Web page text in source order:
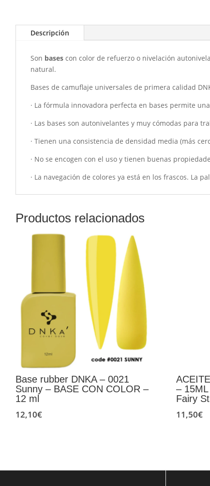
Descripción
Son bases con color de refuerzo o nivelación
natural.
Bases de camuflaje universales de primera calidad
· La fórmula innovadora perfecta en bases permite
· Las bases son autonivelantes y muy cómodas para
· Tienen una consistencia de densidad media (más
· No se encogen con el uso y tienen buenas
· La navegación de colores ya está en los frascos. La
Productos relacionados
Base rubber DNKA – 0021
Sunny – BASE CON COLOR –
12 ml
12,10€
–
Fairy
11,50€